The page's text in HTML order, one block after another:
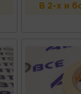
В 2-х и